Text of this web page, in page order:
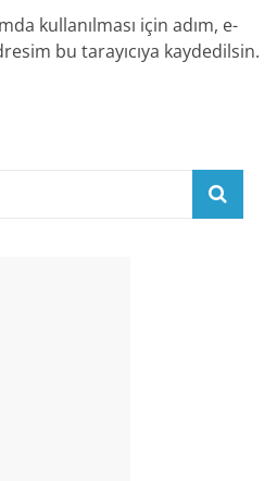
kullanılması için adım, e-
bu tarayıcıya kaydedilsin.